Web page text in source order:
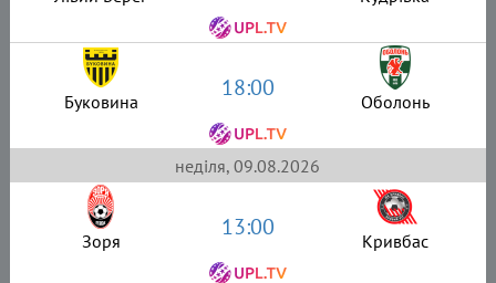
Буковина 18:00 Оболонь
неділя, 09.08.2026
Зоря 13:00 Кривбас